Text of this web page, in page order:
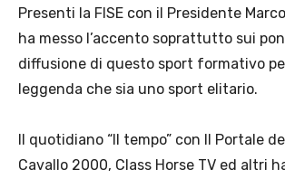
Presenti la FISE con il Presidente
ha messo l’accento soprattutto sui
diffusione di questo sport formativo
leggenda che sia uno sport elitario.
Il quotidiano “Il tempo” con Il Portale
Cavallo 2000, Class Horse TV ed altri